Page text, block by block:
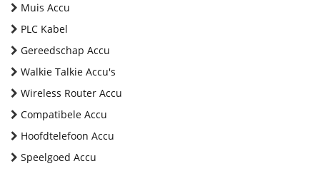
Muis Accu
PLC Kabel
Gereedschap Accu
Walkie Talkie Accu's
Wireless Router Accu
Compatibele Accu
Hoofdtelefoon Accu
Speelgoed Accu